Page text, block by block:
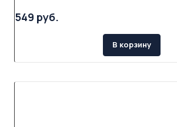
549 руб.
В корзину